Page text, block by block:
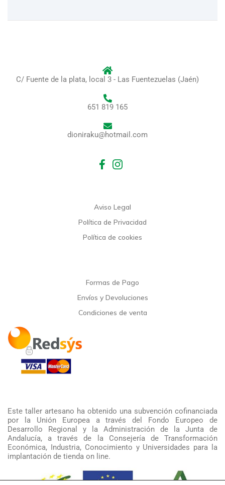
C/ Fuente de la plata, local 3 - Las Fuentezuelas (Jaén)
651 819 165
dioniraku@hotmail.com
Aviso Legal
Política de Privacidad
Política de cookies
Formas de Pago
Envíos y Devoluciones
Condiciones de venta
Este taller artesano ha obtenido una subvención cofinanciada
por la Unión Europea a través del Fondo Europeo de
Desarrollo Regional y la Administración de la Junta de
Andalucía, a través de la Consejería de Transformación
Económica, Industria, Conocimiento y Universidades para la
implantación de tienda on line.